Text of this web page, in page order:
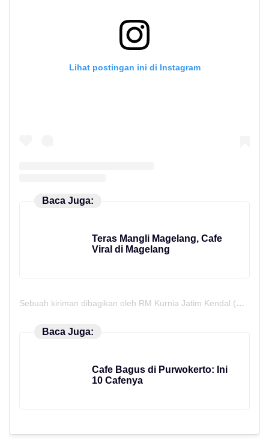
Lihat postingan ini di Instagram
Baca Juga:
Teras Mangli Magelang, Cafe
Viral di Magelang
Sebuah kiriman dibagikan oleh RM Kurnia Jatim Kendal (@kurniajatimkendal)
Baca Juga:
Cafe Bagus di Purwokerto: Ini
10 Cafenya